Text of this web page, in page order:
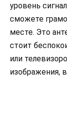
уровень
сможете
месте. Это
стоит
или
изображения,